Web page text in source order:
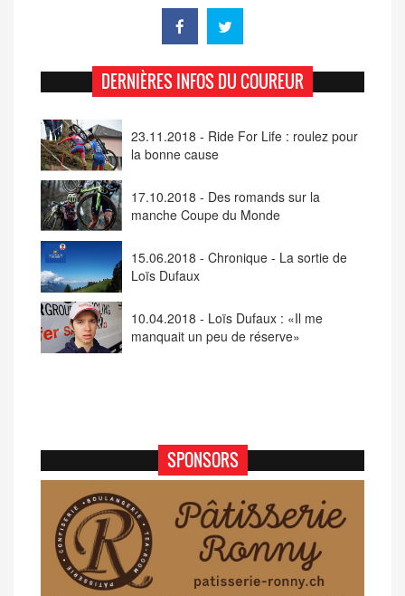
DERNIÈRES INFOS DU COUREUR
23.11.2018 - Ride For Life : roulez pour
la bonne cause
17.10.2018 - Des romands sur la
manche Coupe du Monde
15.06.2018 - Chronique - La sortie de
Loïs Dufaux
10.04.2018 - Loïs Dufaux : «Il me
manquait un peu de réserve»
SPONSORS